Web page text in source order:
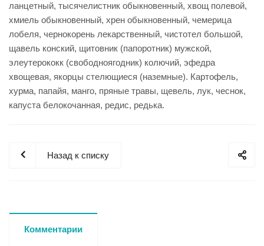
ланцетный, тысячелистник обыкновенный, хвощ полевой,
хмиель обыкновенный, хрен обыкновенный, чемерица
лобеля, чернокорень лекарственный, чистотел большой,
щавель конский, щитовник (папоротник) мужской,
элеутерококк (свободноягодник) колючий, эфедра
хвощевая, якорцы стелющиеся (наземные). Картофель,
хурма, папайя, манго, пряные травы, щевель, лук, чеснок,
капуста белокочанная, редис, редька.
Назад к списку
Комментарии